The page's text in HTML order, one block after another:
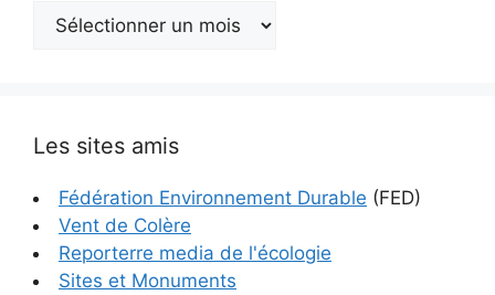
Archives
Les sites amis
Fédération Environnement Durable (FED)
Vent de Colère
Reporterre media de l'écologie
Sites et Monuments